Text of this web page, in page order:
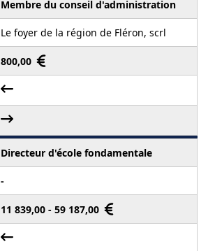
Membre du conseil d'administration
Le foyer de la région de Fléron, scrl
800,00
Directeur d'école fondamentale
-
11 839,00 - 59 187,00